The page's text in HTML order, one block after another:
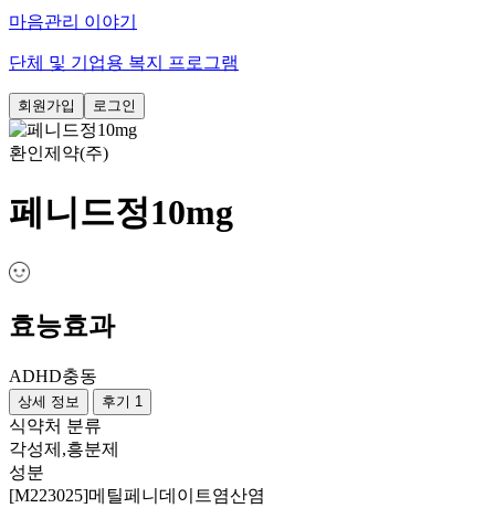
마음관리 이야기
단체 및 기업용 복지 프로그램
회원가입 로그인
환인제약(주)
페니드정10mg
효능효과
ADHD충동
상세 정보 후기 1
식약처 분류
각성제,흥분제
성분
[M223025]메틸페니데이트염산염